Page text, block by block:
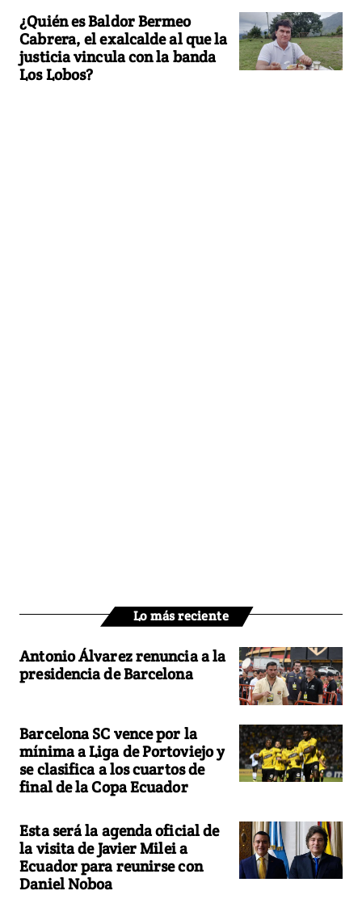
¿Quién es Baldor Bermeo
Cabrera, el exalcalde al que la
justicia vincula con la banda
Los Lobos?
Lo más reciente
Antonio Álvarez renuncia a la
presidencia de Barcelona
Barcelona SC vence por la
mínima a Liga de Portoviejo y
se clasifica a los cuartos de
final de la Copa Ecuador
Esta será la agenda oficial de
la visita de Javier Milei a
Ecuador para reunirse con
Daniel Noboa